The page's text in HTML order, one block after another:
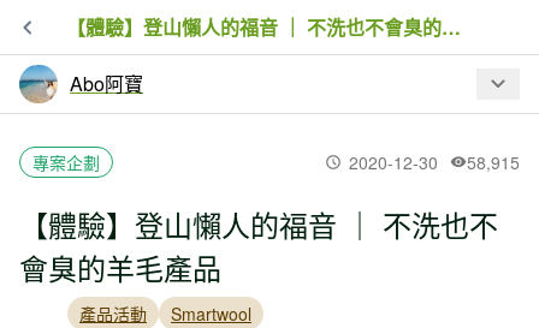
【體驗】登山懶人的福音 ｜ 不洗也不會臭的羊毛產品
Abo阿寶
最新文章
【實測】即刻出發！穿Columbia防水外
套與健行鞋探索中部三條必訪步道
專案企劃 2020-12-30 58,915
【體驗】登山懶人的福音 ｜ 不洗也不
會臭的羊毛產品
產品活動 Smartwool